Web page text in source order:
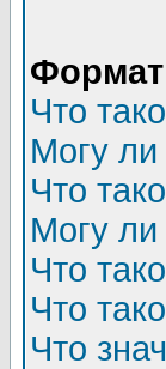
Что
Могу ли
Что
Могу ли
Что
Что
Что